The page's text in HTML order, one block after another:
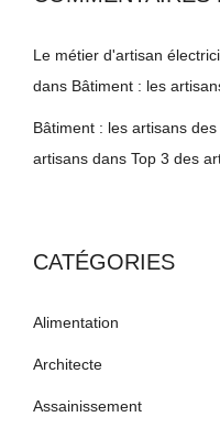
Le métier d'artisan
dans Bâtiment : les
Bâtiment : les artisans
artisans dans Top 3 des
CATÉGORIES
Alimentation
Architecte
Assainissement